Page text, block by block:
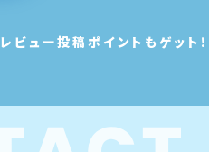
レビュー投稿ポイントもゲット！